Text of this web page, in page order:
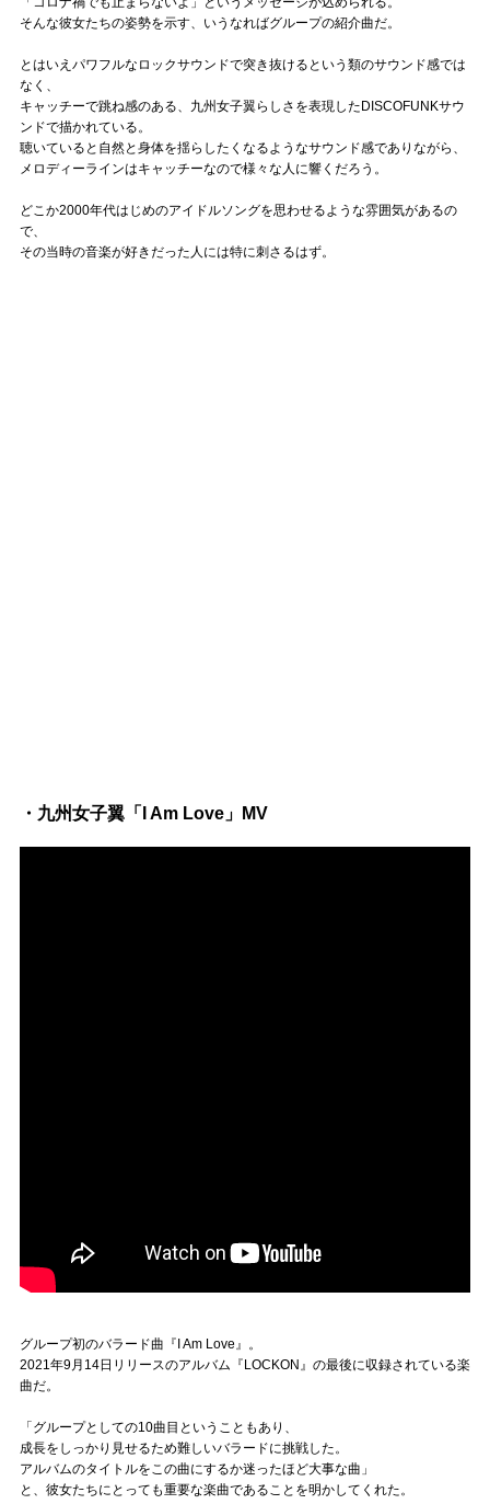
そんな彼女たちの姿勢を示す、いうなればグループの紹介曲だ。
とはいえパワフルなロックサウンドで突き抜けるという類のサウンド感では
なく、
キャッチーで跳ね感のある、九州女子翼らしさを表現したDISCOFUNKサウ
ンドで描かれている。
聴いていると自然と身体を揺らしたくなるようなサウンド感でありながら、
メロディーラインはキャッチーなので様々な人に響くだろう。
どこか2000年代はじめのアイドルソングを思わせるような雰囲気があるの
で、
その当時の音楽が好きだった人には特に刺さるはず。
・九州女子翼「I Am Love」MV
グループ初のバラード曲『I Am Love』。
2021年9月14日リリースのアルバム『LOCKON』の最後に収録されている楽
曲だ。
「グループとしての10曲目ということもあり、
成長をしっかり見せるため難しいバラードに挑戦した。
アルバムのタイトルをこの曲にするか迷ったほど大事な曲」
と、彼女たちにとっても重要な楽曲であることを明かしてくれた。